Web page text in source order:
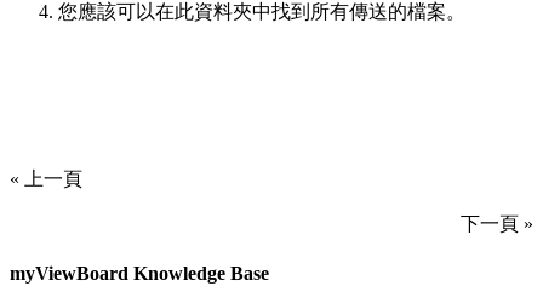
您應該可以在此資料夾中找到所有傳送的檔案。
« 上一頁
下一頁 »
myViewBoard Knowledge Base